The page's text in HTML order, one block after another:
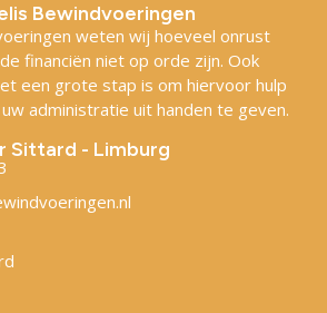
Bewindvoeringen
weten wij hoeveel onrust
financiën niet op orde zijn. Ook
een grote stap is om hiervoor hulp
administratie uit handen te geven.
Sittard - Limburg